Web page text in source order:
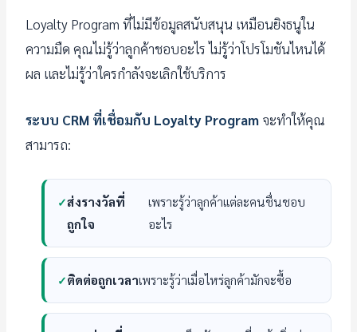
Loyalty Program ที่ไม่มีข้อมูลสนับสนุน เหมือนยิงธนูใน
ความมืด คุณไม่รู้ว่าลูกค้าชอบอะไร ไม่รู้ว่าโปรโมชันไหนได้
ผล และไม่รู้ว่าใครกำลังจะเลิกใช้บริการ
ระบบ CRM ที่เชื่อมกับ Loyalty Program จะทำให้คุณ
สามารถ:
ส่งรางวัลที่
ถูกใจ
เพราะรู้ว่าลูกค้าแต่ละคนชื่นชอบ
อะไร
ติดต่อถูกเวลาเพราะรู้ว่าเมื่อไหร่ลูกค้ามักจะซื้อ